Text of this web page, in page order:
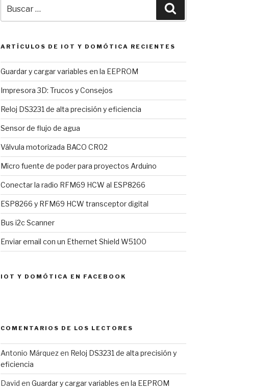
por:
ARTÍCULOS DE IOT Y DOMÓTICA RECIENTES
Guardar y cargar variables en la EEPROM
Impresora 3D: Trucos y Consejos
Reloj DS3231 de alta precisión y eficiencia
Sensor de flujo de agua
Válvula motorizada BACO CR02
Micro fuente de poder para proyectos Arduino
Conectar la radio RFM69 HCW al ESP8266
ESP8266 y RFM69 HCW transceptor digital
Bus i2c Scanner
Enviar email con un Ethernet Shield W5100
IOT Y DOMÓTICA EN FACEBOOK
COMENTARIOS DE LOS LECTORES
Antonio Márquezen Reloj DS3231 de alta precisión y
eficiencia
David en Guardar y cargar variables en la EEPROM